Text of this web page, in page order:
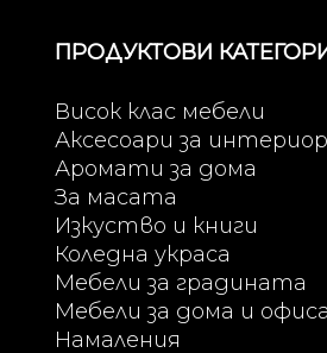
ПРОДУКТОВИ
Висок клас мебели
Аксесоари за
Аромати за дома
За масата
Изкуство и книги
Коледна украса
Мебели за градината
Мебели за дома и офиса
Намаления